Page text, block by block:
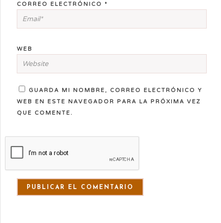
CORREO ELECTRÓNICO *
WEB
GUARDA MI NOMBRE, CORREO ELECTRÓNICO Y
WEB EN ESTE NAVEGADOR PARA LA PRÓXIMA VEZ
QUE COMENTE.